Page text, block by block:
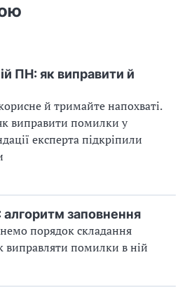
ПН: як виправити й
й тримайте напохваті.
виправити помилки у
експерта підкріпили
заповнення
порядок складання
виправляти помилки в ній